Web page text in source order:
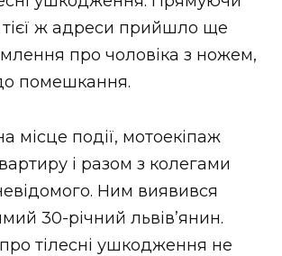
УКРАЇНИ
тієї ж адреси прийшло ще
про чоловіка з ножем,
помешкання.
місце події, мотоекіпаж
і разом з колегами
Ним виявився
30-річний львів’янин.
тілесні ушкодження не